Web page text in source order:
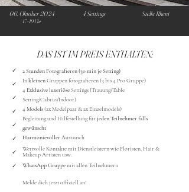
06. Oktober 2024 4 Settings Stella Rheni
17 - 19 Uhr
DAS IST IM PREIS ENTHALTEN:
✓
✓
✓
✓
✓
✓
✓
✓
2 Stunden Fotografieren (30 min je Setting)
InkleinenGruppen fotografieren (3 bis 4 Pro Gruppe)
4 Exklusive luxeriöseSettings (Trauung/Table
Setting/Cabrio/Indoor)
4 Models(2x Modelpaar & 2x Einzelmodels)
Begleitung und Hilfestellung für jeden Teilnehmer falls
gewünscht
HarmonievollerAustausch
Wertvolle Kontakte mit Dienstleistern wie Floristen, Hair &
Makeup Artisten usw.
WhatsApp Gruppemit allen Teilnehmern
Melde dich jetzt offiziell an!